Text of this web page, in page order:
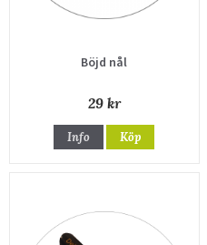
Böjd nål
29 kr
Info Köp